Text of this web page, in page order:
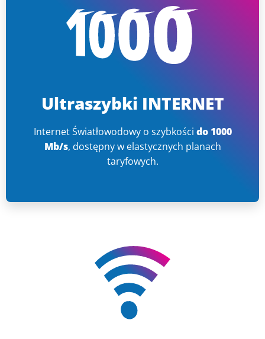
Ultraszybki INTERNET
Internet Światłowodowy o szybkości do 1000
Mb/s, dostępny w elastycznych planach
taryfowych.